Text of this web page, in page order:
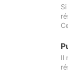
Il